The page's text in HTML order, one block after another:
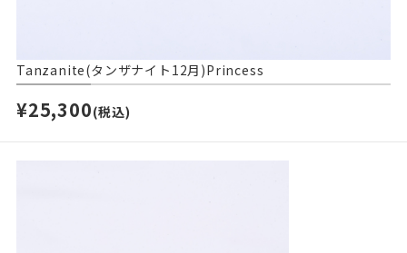
Tanzanite(タンザナイト12月)Princess
¥25,300(税込)